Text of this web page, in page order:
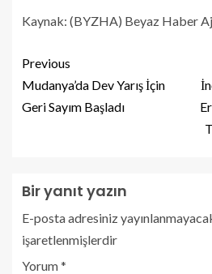
Kaynak: (BYZHA) Beyaz Haber
Previous
Mudanya’da Dev Yarış İçin
Geri Sayım Başladı
Bir yanıt yazın
E-posta adresiniz
işaretlenmişlerdir
Yorum*